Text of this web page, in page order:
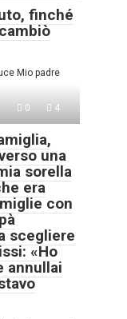
finché
Mio padre
0 4
una
sorella
era
con
scegliere
«Ho
annullai